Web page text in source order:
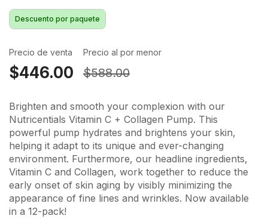
Descuento por paquete
Precio de venta
$446.00
Precio al por menor
$588.00
Brighten and smooth your complexion with our
Nutricentials Vitamin C + Collagen Pump. This
powerful pump hydrates and brightens your skin,
helping it adapt to its unique and ever-changing
environment. Furthermore, our headline ingredients,
Vitamin C and Collagen, work together to reduce the
early onset of skin aging by visibly minimizing the
appearance of fine lines and wrinkles. Now available
in a 12-pack!